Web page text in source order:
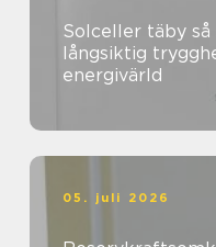
Solceller täby så skapar villaägare
långsiktig
energivärld
05. juli 2026